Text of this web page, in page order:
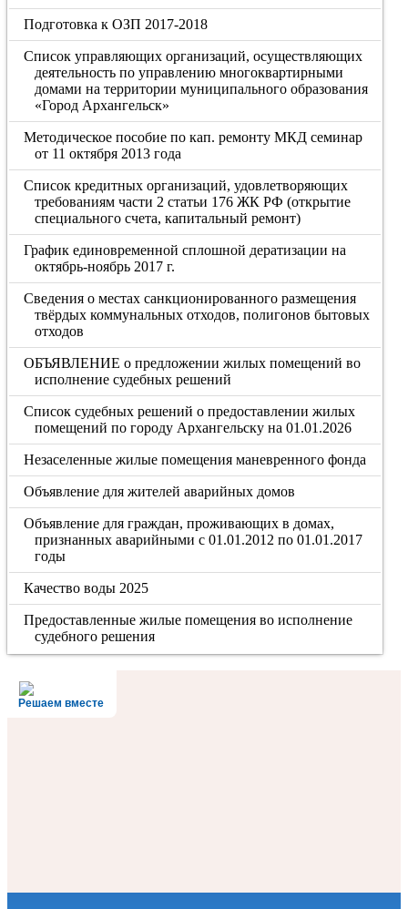
Подготовка к ОЗП 2017-2018
Список управляющих организаций, осуществляющих
деятельность по управлению многоквартирными
домами на территории муниципального образования
«Город Архангельск»
Методическое пособие по кап. ремонту МКД семинар
от 11 октября 2013 года
Список кредитных организаций, удовлетворяющих
требованиям части 2 статьи 176 ЖК РФ (открытие
специального счета, капитальный ремонт)
График единовременной сплошной дератизации на
октябрь-ноябрь 2017 г.
Сведения о местах санкционированного размещения
твёрдых коммунальных отходов, полигонов бытовых
отходов
ОБЪЯВЛЕНИЕ о предложении жилых помещений во
исполнение судебных решений
Список судебных решений о предоставлении жилых
помещений по городу Архангельску на 01.01.2026
Незаселенные жилые помещения маневренного фонда
Объявление для жителей аварийных домов
Объявление для граждан, проживающих в домах,
признанных аварийными с 01.01.2012 по 01.01.2017
годы
Качество воды 2025
Предоставленные жилые помещения во исполнение
судебного решения
Решаем вместе